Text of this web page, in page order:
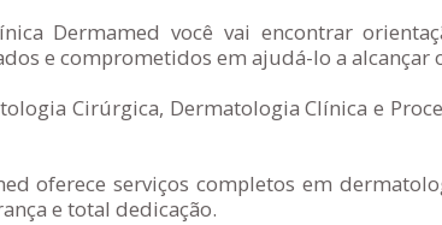
Dermamed você vai encontrar
e comprometidos em ajudá-lo a alcançar
Cirúrgica, Dermatologia Clínica e
oferece serviços completos em
e total dedicação.